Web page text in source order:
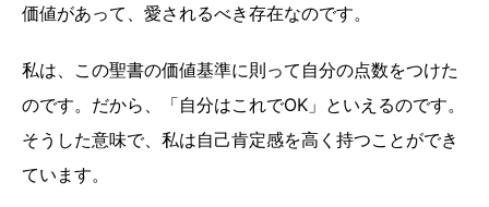
価値があって、愛されるべき存在なのです。
私は、この聖書の価値基準に則って自分の点数をつけた
のです。だから、「自分はこれでOK」といえるのです。
そうした意味で、私は自己肯定感を高く持つことができ
ています。